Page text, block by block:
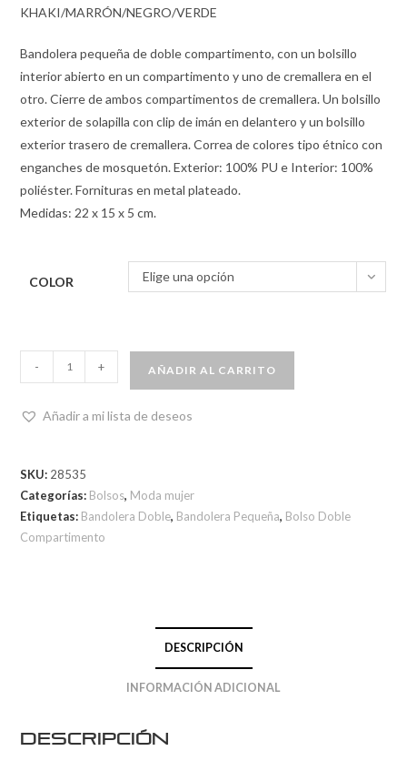
KHAKI/MARRÓN/NEGRO/VERDE
Bandolera pequeña de doble compartimento, con un bolsillo
interior abierto en un compartimento y uno de cremallera en el
otro. Cierre de ambos compartimentos de cremallera. Un bolsillo
exterior de solapilla con clip de imán en delantero y un bolsillo
exterior trasero de cremallera. Correa de colores tipo étnico con
enganches de mosquetón. Exterior: 100% PU e Interior: 100%
poliéster. Fornituras en metal plateado.
Medidas: 22 x 15 x 5 cm.
COLOR Elige una opción
- + AÑADIR AL CARRITO
Añadir a mi lista de deseos
SKU: 28535
Categorías: Bolsos, Moda mujer
Etiquetas: Bandolera Doble, Bandolera Pequeña, Bolso Doble
Compartimento
DESCRIPCIÓN
INFORMACIÓN ADICIONAL
Descripción